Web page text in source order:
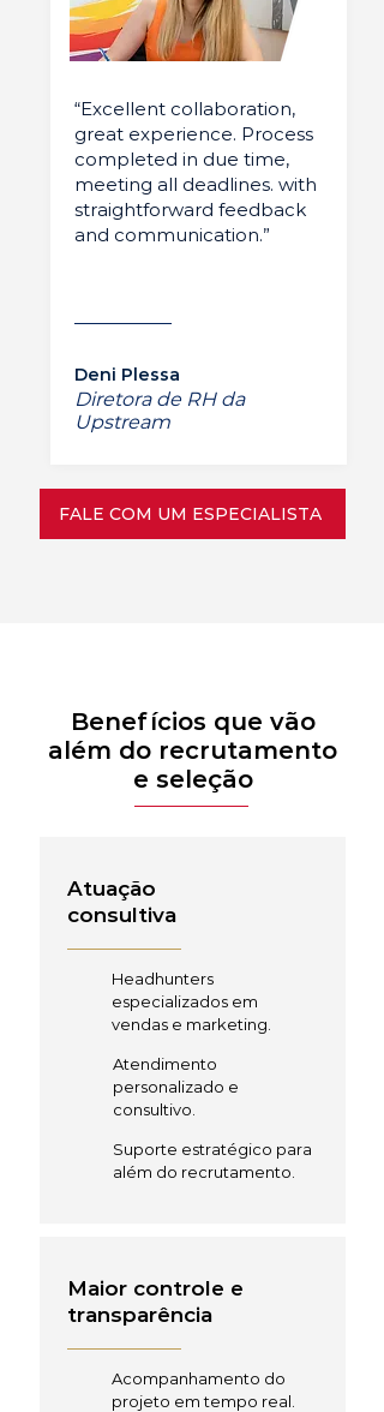
“Excellent collaboration,
great experience. Process
completed in due time,
meeting all deadlines. with
straightforward feedback
and communication.”
Deni Plessa
Diretora de RH da
Upstream
FALE COM UM ESPECIALISTA
Benefícios que vão
além do recrutamento
e seleção
Atuação
consultiva
Headhunters
especializados em
vendas e marketing.
Atendimento
personalizado e
consultivo.
Suporte estratégico para
além do recrutamento.
Maior controle e
transparência
Acompanhamento do
projeto em tempo real.